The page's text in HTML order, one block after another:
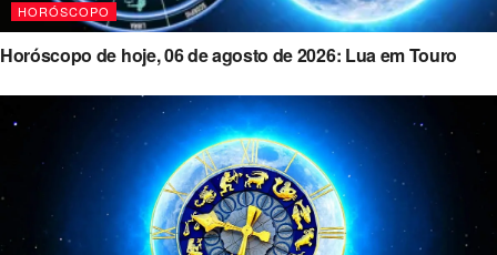
HORÓSCOPO
Horóscopo de hoje, 06 de agosto de 2026: Lua em Touro